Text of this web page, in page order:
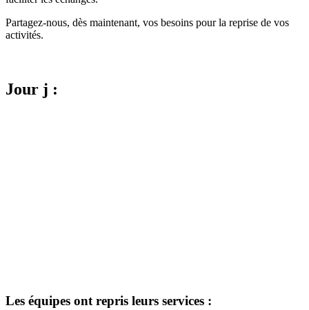
Partagez-nous, dès maintenant, vos besoins pour la reprise de vos
activités.
Jour j :
Les équipes ont repris leurs services :